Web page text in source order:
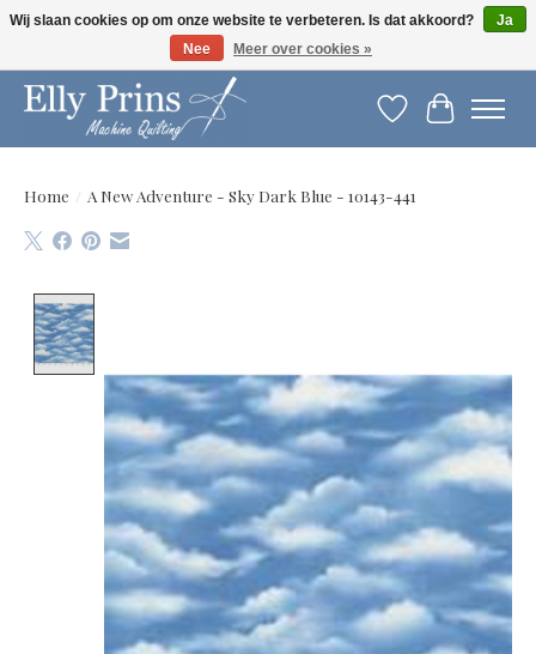
Let op: gewijzigde openingstijden!
Verlanglijst
Home / A New Adventure - Sky Dark Blue - 10143-441
Wij slaan cookies op om onze website te verbeteren. Is dat akkoord?
Ja
Nee
Meer over cookies »